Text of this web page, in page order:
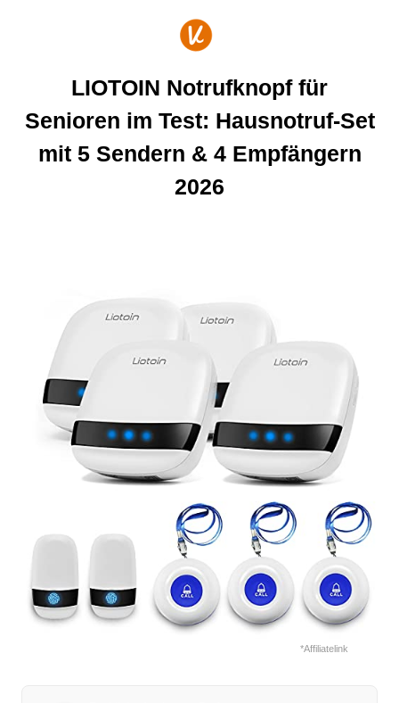
LIOTOIN Notrufknopf für
Senioren im Test: Hausnotruf-Set
mit 5 Sendern & 4 Empfängern
2026
*Affiliatelink